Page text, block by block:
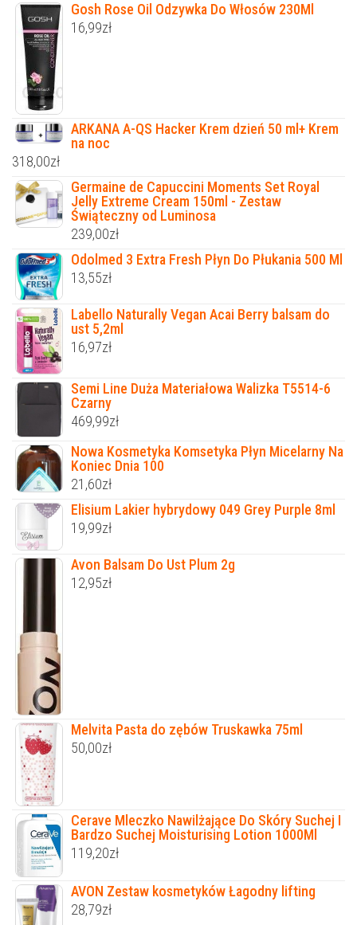
Gosh Rose Oil Odzywka Do Włosów 230Ml
16,99zł
ARKANA A-QS Hacker Krem dzień 50 ml+ Krem
na noc
318,00zł
Germaine de Capuccini Moments Set Royal
Jelly Extreme Cream 150ml - Zestaw
Świąteczny od Luminosa
239,00zł
Odolmed 3 Extra Fresh Płyn Do Płukania 500 Ml
13,55zł
Labello Naturally Vegan Acai Berry balsam do
ust 5,2ml
16,97zł
Semi Line Duża Materiałowa Walizka T5514-6
Czarny
469,99zł
Nowa Kosmetyka Komsetyka Płyn Micelarny Na
Koniec Dnia 100
21,60zł
Elisium Lakier hybrydowy 049 Grey Purple 8ml
19,99zł
Avon Balsam Do Ust Plum 2g
12,95zł
Melvita Pasta do zębów Truskawka 75ml
50,00zł
Cerave Mleczko Nawilżające Do Skóry Suchej I
Bardzo Suchej Moisturising Lotion 1000Ml
119,20zł
AVON Zestaw kosmetyków Łagodny lifting
28,79zł